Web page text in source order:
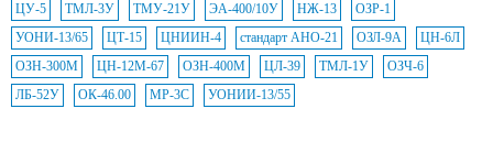
ЦУ-5
ТМЛ-3У ТМУ-21У ЭА-400/10У НЖ-13
ОЗР-1
УОНИ-13/65
ЦТ-15 ЦНИИН-4 стандарт АНО-21 ОЗЛ-9А
ЦН-6Л
ОЗН-300М
ЦН-12М-67 ОЗН-400М ЦЛ-39 ТМЛ-1У
ОЗЧ-6
ЛБ-52У
ОК-46.00 МР-3С УОНИИ-13/55